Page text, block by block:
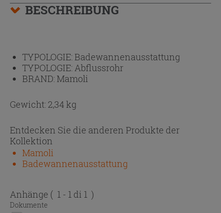
BESCHREIBUNG
TYPOLOGIE:Badewannenausstattung
TYPOLOGIE:Abflussrohr
BRAND:Mamoli
Gewicht: 2,34 kg
Entdecken Sie die anderen Produkte der
Kollektion
Mamoli
Badewannenausstattung
Anhänge ( 1 - 1 di 1 )
Dokumente